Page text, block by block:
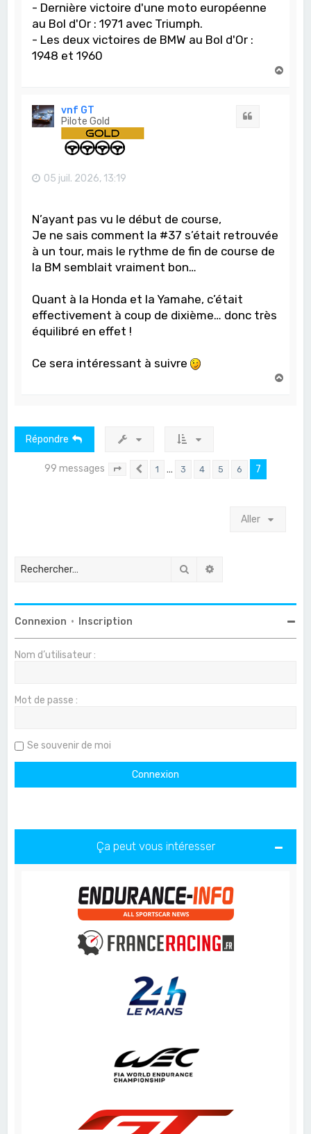
- Dernière victoire d'une moto européenne
au Bol d'Or : 1971 avec Triumph.
- Les deux victoires de BMW au Bol d'Or :
1948 et 1960
vnf GT
Pilote Gold
05 juil. 2026, 13:19
N’ayant pas vu le début de course,
Je ne sais comment la #37 s’était retrouvée
à un tour, mais le rythme de fin de course de
la BM semblait vraiment bon…
Quant à la Honda et la Yamahe, c’était
effectivement à coup de dixième… donc très
équilibré en effet !
Ce sera intéressant à suivre
Répondre
99 messages Page sur7
Précédent
1 … 3 4 5 6 7
Aller
Rechercher
Connexion • Inscription
Nom d’utilisateur :
Mot de passe :
Se souvenir de moi
Ça peut vous intéresser